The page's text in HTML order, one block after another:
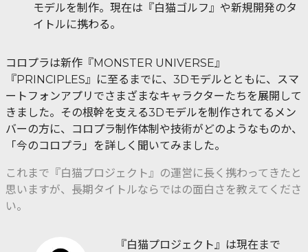
モデルを制作。現在は『白猫ゴルフ』や新規開発のタ
イトルに携わる。
コロプラは新作『MONSTER UNIVERSE』
『PRINCIPLES』に至るまでに、3Dモデルとともに、スマ
ートフォンアプリでさまざまなキャラクターたちを展開して
きました。その根幹を支える3Dモデルを制作されてるメン
バーの方に、コロプラ制作体制や技術がどのようなものか、
「今のコロプラ」を詳しく聞いてみました。
これまで『白猫プロジェクト』の運営に長く携わってきたと
思いますが、長期タイトルならではの面白さを教えてくださ
い。
『白猫プロジェクト』は現在まで